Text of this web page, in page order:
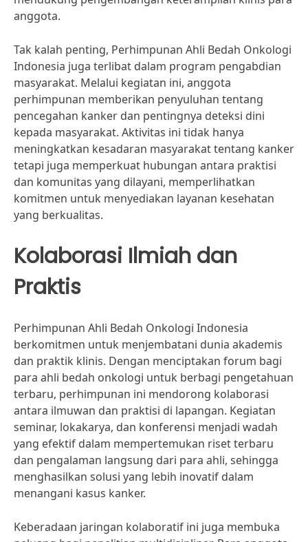
anggota.
Tak kalah penting, Perhimpunan Ahli Bedah Onkologi
Indonesia juga terlibat dalam program pengabdian
masyarakat. Melalui kegiatan ini, anggota
perhimpunan memberikan penyuluhan tentang
pencegahan kanker dan pentingnya deteksi dini
kepada masyarakat. Aktivitas ini tidak hanya
meningkatkan kesadaran masyarakat tentang kanker
tetapi juga memperkuat hubungan antara praktisi
dan komunitas yang dilayani, memperlihatkan
komitmen untuk menyediakan layanan kesehatan
yang berkualitas.
Kolaborasi Ilmiah dan
Praktis
Perhimpunan Ahli Bedah Onkologi Indonesia
berkomitmen untuk menjembatani dunia akademis
dan praktik klinis. Dengan menciptakan forum bagi
para ahli bedah onkologi untuk berbagi pengetahuan
terbaru, perhimpunan ini mendorong kolaborasi
antara ilmuwan dan praktisi di lapangan. Kegiatan
seminar, lokakarya, dan konferensi menjadi wadah
yang efektif dalam mempertemukan riset terbaru
dan pengalaman langsung dari para ahli, sehingga
menghasilkan solusi yang lebih inovatif dalam
menangani kasus kanker.
Keberadaan jaringan kolaboratif ini juga membuka